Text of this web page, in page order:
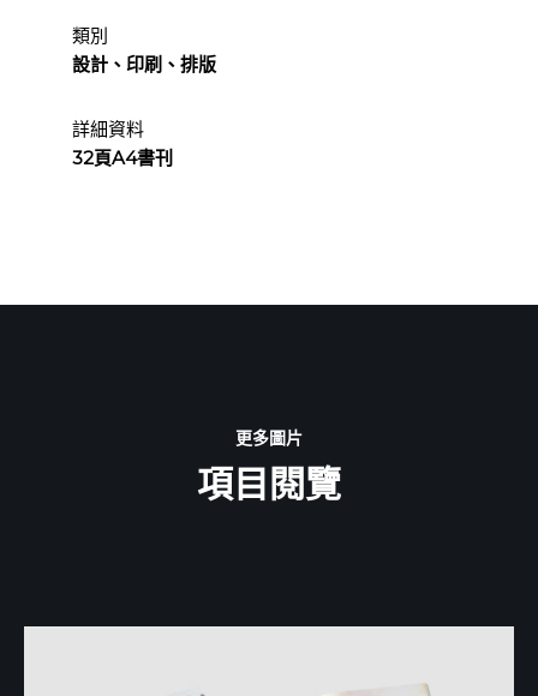
類別
設計、印刷、排版
詳細資料
32頁A4書刊
更多圖片
項目閱覽